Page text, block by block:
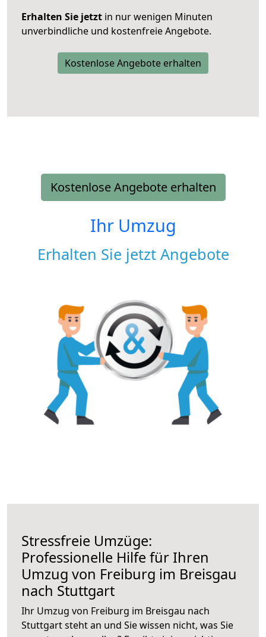
Erhalten Sie jetzt in nur wenigen Minuten
unverbindliche und kostenfreie Angebote.
Kostenlose Angebote erhalten
Kostenlose Angebote erhalten
Ihr Umzug
Erhalten Sie jetzt Angebote
Stressfreie Umzüge:
Professionelle Hilfe für Ihren
Umzug von Freiburg im Breisgau
nach Stuttgart
Ihr Umzug von Freiburg im Breisgau nach
Stuttgart steht an und Sie wissen nicht, was Sie